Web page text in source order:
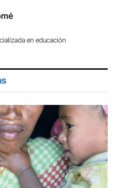
en educación